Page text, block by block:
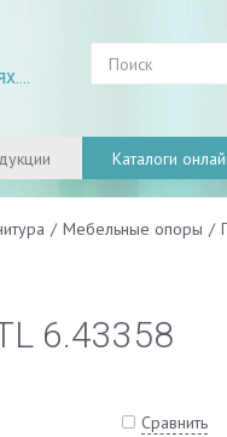
Каталоги
/ Мебельные опоры /
6.43358
Сравнить